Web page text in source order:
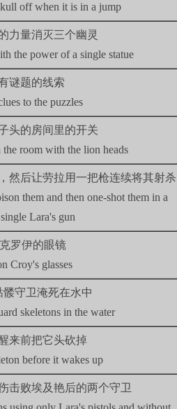
off when it is in a jump
力量消灭三个幽灵
the power of a single statue
谜题的线索
to the puzzles
头的房间里的开关
room with the lion heads
然后让劳拉用一把枪连续将其射杀
them and then one-shot them in a
Lara's gun
罗伊的眼镜
Croy's glasses
守卫淹死在水中
skeletons in the water
来前把它头砍掉
before it wakes up
击败埃及艳后的两个守卫